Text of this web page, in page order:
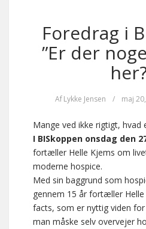
Foredrag i
”Er der
Af Lykke Jensen / maj
Mange ved ikke rigtigt, hvad
I BISkoppen onsdag den
fortæller Helle Kjems om
moderne hospice.
Med sin baggrund som
gennem 15 år fortæller
facts, som er nyttig viden
man måske selv overvejer